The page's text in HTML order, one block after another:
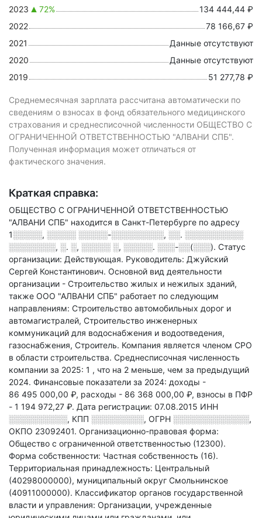
2023 72%
134 444,44 ₽
2022
78 166,67 ₽
2021
Данные отсутствуют
2020
Данные отсутствуют
2019
51 277,78 ₽
Среднемесячная зарплата рассчитана автоматически по
сведениям о взносах в фонд обязательного медицинского
страхования и среднесписочной численности ОБЩЕСТВО С
ОГРАНИЧЕННОЙ ОТВЕТСТВЕННОСТЬЮ "АЛВАНИ СПБ".
Полученная информация может отличаться от
фактического значения.
Краткая справка:
ОБЩЕСТВО С ОГРАНИЧЕННОЙ ОТВЕТСТВЕННОСТЬЮ
"АЛВАНИ СПБ" находится в Санкт-Петербурге по адресу
1░░░░░, ░░░░░ ░░░░░-░░░░░░░░░, ░░. ░░░░░░░░░░
░░░░░░░░, ░. ░, ░░░░░ ░, ░░░░░. ░░░-░░(░░░). Статус
организации: Действующая. Руководитель: Джуйский
Сергей Константинович. Основной вид деятельности
организации - Строительство жилых и нежилых зданий,
также ООО "АЛВАНИ СПБ" работает по следующим
направлениям: Строительство автомобильных дорог и
автомагистралей, Строительство инженерных
коммуникаций для водоснабжения и водоотведения,
газоснабжения, Строитель. Компания является членом СРО
в области строительства. Среднесписочная численность
компании за 2025: 1 , что на 2 меньше, чем за предыдущий
2024. Финансовые показатели за 2024: доходы -
86 495 000,00 ₽, расходы - 86 368 000,00 ₽, взносы в ПФР
- 1 194 972,27 ₽. Дата регистрации: 07.08.2015 ИНН
░░░░░░░░░░, КПП ░░░░░░░░░, ОГРН ░░░░░░░░░░░░░,
ОКПО 23092401. Организационно-правовая форма:
Общество с ограниченной ответственностью (12300).
Форма собственности: Частная собственность (16).
Территориальная принадлежность: Центральный
(40298000000), муниципальный округ Смольнинское
(40911000000). Классификатор органов государственной
власти и управления: Организации, учрежденные